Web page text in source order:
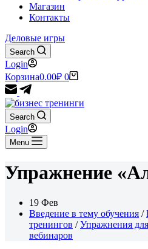
Магазин
Контакты
Деловые игры
Search
Login
Корзина0.00₽ 0
Search
Login
Menu
Упражнение
19 Фев
Введение в тему обучения /
тренингов /Упражнения
вебинаров